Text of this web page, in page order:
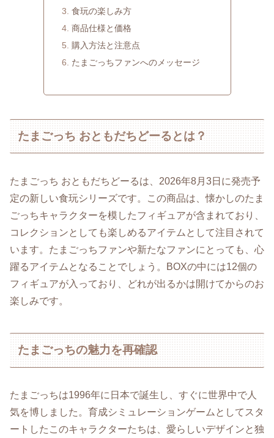
食玩の楽しみ方
商品仕様と価格
購入方法と注意点
たまごっちファンへのメッセージ
たまごっち おともだちどーるとは？
たまごっち おともだちどーるは、2026年8月3日に発売予
定の新しい食玩シリーズです。この商品は、懐かしのたま
ごっちキャラクターを模したフィギュアが含まれており、
コレクションとしても楽しめるアイテムとして注目されて
います。たまごっちファンや新たなファンにとっても、心
躍るアイテムとなることでしょう。BOXの中には12個の
フィギュアが入っており、どれが出るかは開けてからのお
楽しみです。
たまごっちの魅力を再確認
たまごっちは1996年に日本で誕生し、すぐに世界中で人
気を博しました。育成シミュレーションゲームとしてスタ
ートしたこのキャラクターたちは、愛らしいデザインと独